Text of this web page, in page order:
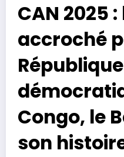
CAN 2025
accroché
République
Congo, le
son